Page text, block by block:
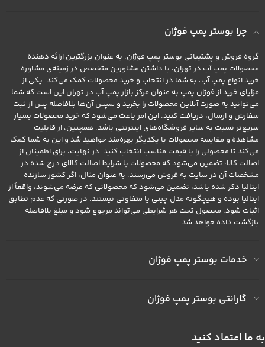
چرا بوستر پمپ فوژان
گروه فروش و پشتیبانی بوستر پمپ فوژان، به عنوان بزرگترین ارائه دهنده
محصولات پمپ آب در تهران، با داشتن مشاورین متخصص در زمینه‌ی مشاوره
خرید انواع پمپ آب، به شما در انتخاب و خرید محصولات کمک می‌کند. یکی از
مزایای خرید از فوژان پمپ به عنوان مرکز بازار پمپ آب در تهران این است که شما
می‌توانید به صورت آنلاین محصولات را بخرید و سپس آن‌ها بلافاصله پس از ثبت
سفارش و ارسال، دریافت کنید. این امر باعث می‌شود که خرید محصولات بسیار
سریع‌تر نسبت به سایر فروشگاه‌های اینترنتی باشد. همچنین، از قابلیت
مشاهده و مقایسه محصولات با یکدیگر بهره‌مند خواهید شد و این به شما کمک
می‌کند تا محصولی را با قیمت مناسب انتخاب کنید. در نهایت، برای اطمینان از
اصالت کالا، تضمین می‌شود که محصولات با شرایط اصالت کالای درج شده در
مشخصات آن در سایت به فروش می‌رسند. به عنوان مثال، اگر کشور سازنده
ایتالیا ذکر شده باشد، تضمین می‌شود که محصولاتی که عرضه می‌شوند، واقعاً از
ایتالیا بوده و هیچگونه مدل چینی یا متفاوتی نیستند. در صورتی که عدم تطابق
اثبات شود، محصول تحت هر شرایطی می‌تواند مرجوع شود و مبلغ بلافاصله
بازگشت داده خواهد شد.
خدمات بوستر پمپ فوژان
گارانتی بوستر پمپ فوژان
به ما اعتماد کنید